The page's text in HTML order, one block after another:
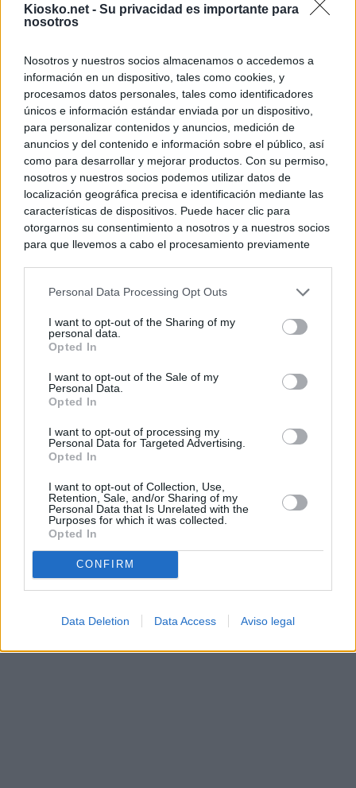
Kiosko.net - Su privacidad es importante para
nosotros
Nosotros y nuestros socios almacenamos o accedemos a
información en un dispositivo, tales como cookies, y
procesamos datos personales, tales como identificadores
únicos e información estándar enviada por un dispositivo,
para personalizar contenidos y anuncios, medición de
anuncios y del contenido e información sobre el público, así
como para desarrollar y mejorar productos. Con su permiso,
nosotros y nuestros socios podemos utilizar datos de
localización geográfica precisa e identificación mediante las
características de dispositivos. Puede hacer clic para
otorgarnos su consentimiento a nosotros y a nuestros socios
para que llevemos a cabo el procesamiento previamente
negar su consentimiento. Tenga en cuenta que algún
de su consentimiento, pero usted tiene el derecho de
rechazar tal procesamiento. Sus preferencias se aplicarán
cualquier momento entrando de nuevo en este sitio web o
visitando nuestra política de privacidad.
Personal Data Processing Opt Outs
I want to opt-out of the Sharing of my
personal data.
Opted In
I want to opt-out of the Sale of my
Personal Data.
Opted In
I want to opt-out of processing my
Personal Data for Targeted Advertising.
Opted In
I want to opt-out of Collection, Use,
Retention, Sale, and/or Sharing of my
Personal Data that Is Unrelated with the
Purposes for which it was collected.
Opted In
CONFIRM
Data Deletion Data Access Aviso legal